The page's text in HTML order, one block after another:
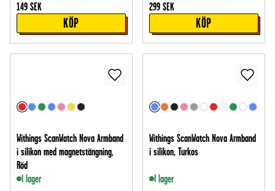
149 SEK
KÖP
299 SEK
KÖP
Withings ScanWatch Nova Armband
i silikon med magnetstängning,
Röd
I lager
Withings ScanWatch Nova Armband
i silikon, Turkos
I lager